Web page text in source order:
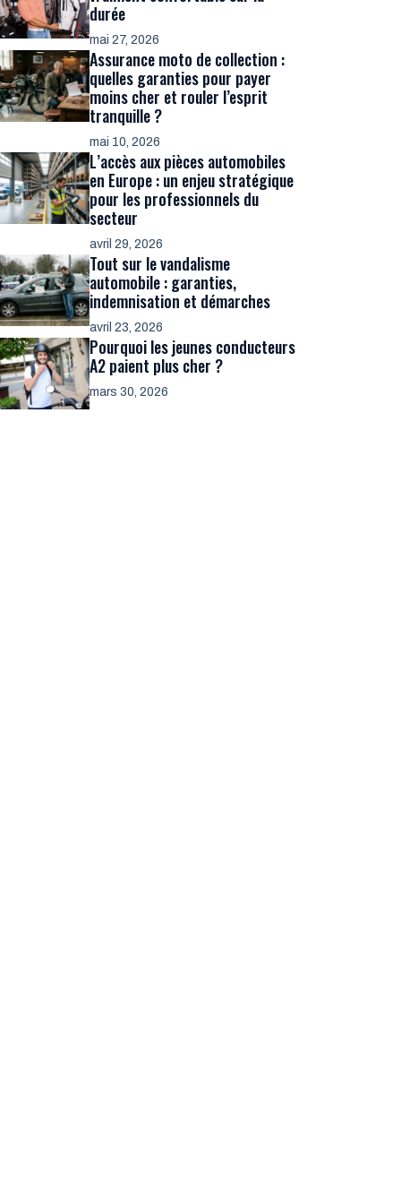
durée
mai 27, 2026
Assurance moto de collection :
quelles garanties pour payer
moins cher et rouler l’esprit
tranquille ?
mai 10, 2026
L’accès aux pièces automobiles
en Europe : un enjeu stratégique
pour les professionnels du
secteur
avril 29, 2026
Tout sur le vandalisme
automobile : garanties,
indemnisation et démarches
avril 23, 2026
Pourquoi les jeunes conducteurs
A2 paient plus cher ?
mars 30, 2026